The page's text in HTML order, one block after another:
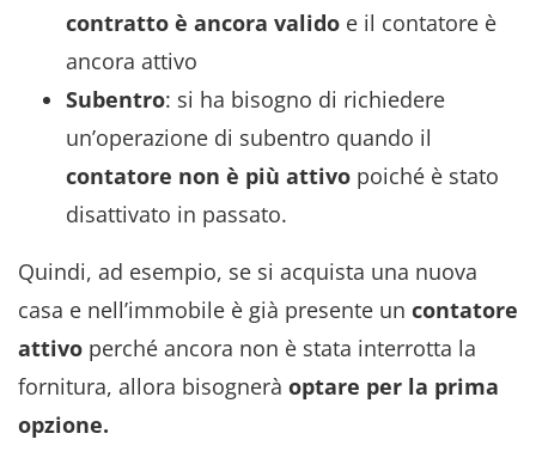
contratto è ancora valido e il contatore è
ancora attivo
Subentro: si ha bisogno di richiedere
un’operazione di subentro quando il
contatore non è più attivo poiché è stato
disattivato in passato.
Quindi, ad esempio, se si acquista una nuova
casa e nell’immobile è già presente un contatore
attivo perché ancora non è stata interrotta la
fornitura, allora bisognerà optare per la prima
opzione.